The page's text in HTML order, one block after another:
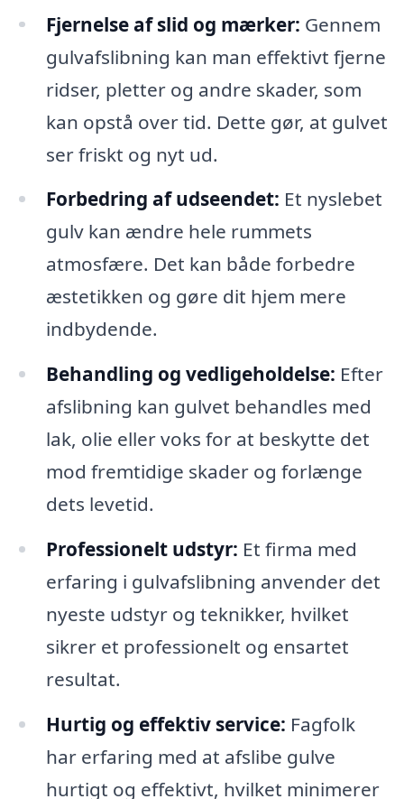
Fjernelse af slid og mærker: Gennem
gulvafslibning kan man effektivt fjerne
ridser, pletter og andre skader, som
kan opstå over tid. Dette gør, at gulvet
ser friskt og nyt ud.
Forbedring af udseendet: Et nyslebet
gulv kan ændre hele rummets
atmosfære. Det kan både forbedre
æstetikken og gøre dit hjem mere
indbydende.
Behandling og vedligeholdelse: Efter
afslibning kan gulvet behandles med
lak, olie eller voks for at beskytte det
mod fremtidige skader og forlænge
dets levetid.
Professionelt udstyr: Et firma med
erfaring i gulvafslibning anvender det
nyeste udstyr og teknikker, hvilket
sikrer et professionelt og ensartet
resultat.
Hurtig og effektiv service: Fagfolk
har erfaring med at afslibe gulve
hurtigt og effektivt, hvilket minimerer